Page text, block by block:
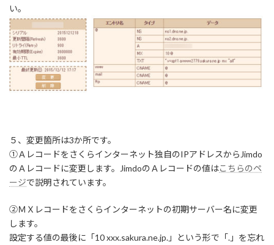
い。
５、変更箇所は3か所です。
①Ａレコードをさくらインターネット独自のIPアドレスからJimdo
のＡレコードに変更します。JimdoのＡレコードの値はこちらのペ
ージで説明されています。
②ＭＸレコードをさくらインターネットの初期サーバー名に変更
します。
設定する値の最後に「10 xxx.sakura.ne.jp.」という形で「.」を忘れ